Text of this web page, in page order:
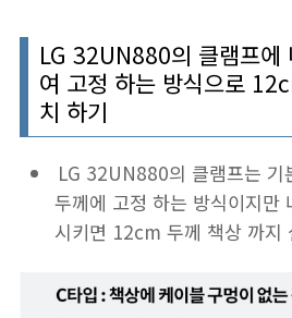
LG 32UN880의 클램프에
여 고정 하는 방식으로
치 하기
LG 32UN880의 클램프는
두께에 고정 하는 방식이지만
시키면 12cm 두께 책상 까지